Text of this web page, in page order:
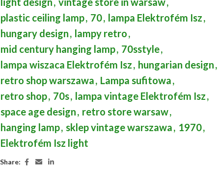
plastic ceiling lamp, 70, lampa Elektrofém Isz,
hungary design, lampy retro,
mid century hanging lamp, 70sstyle,
lampa wiszaca Elektrofém Isz, hungarian design,
retro shop warszawa, Lampa sufitowa,
retro shop, 70s, lampa vintage Elektrofém Isz,
space age design, retro store warsaw,
hanging lamp, sklep vintage warszawa, 1970,
Elektrofém Isz light
Share: